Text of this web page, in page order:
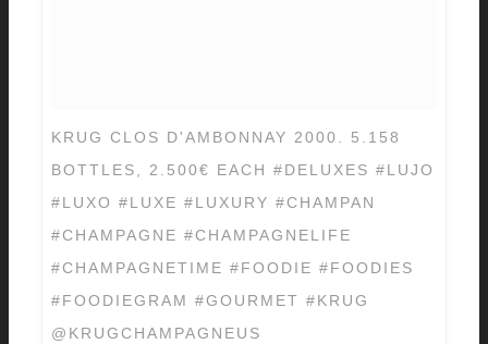
KRUG CLOS D'AMBONNAY 2000. 5.158
BOTTLES, 2.500€ EACH #DELUXES #LUJO
#LUXO #LUXE #LUXURY #CHAMPAN
#CHAMPAGNE #CHAMPAGNELIFE
#CHAMPAGNETIME #FOODIE #FOODIES
#FOODIEGRAM #GOURMET #KRUG
@KRUGCHAMPAGNEUS